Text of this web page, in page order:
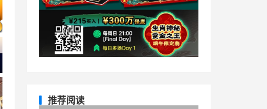
推荐阅读